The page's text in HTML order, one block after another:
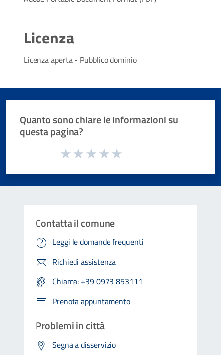
Licenza
Licenza aperta - Pubblico dominio
Quanto sono chiare le informazioni su
questa pagina?
Valuta da 1 a 5 stelle la pagina
Contatta il comune
Leggi le domande frequenti
Richiedi assistenza
Chiama: +39 0973 853111
Prenota appuntamento
Problemi in città
Segnala disservizio